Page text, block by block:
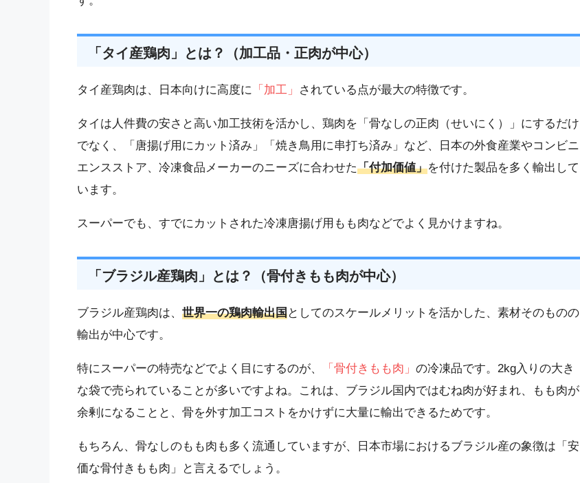
「タイ産鶏肉」とは？（加工品・正肉が中心）
タイ産鶏肉は、日本向けに高度に 「加工」 されている点が最大の特徴です。
タイは人件費の安さと高い加工技術を活かし、鶏肉を「骨なしの正肉（せいにく）」にするだけ
でなく、「唐揚げ用にカット済み」「焼き鳥用に串打ち済み」など、日本の外食産業やコンビニ
エンスストア、冷凍食品メーカーのニーズに合わせた「付加価値」を付けた製品を多く輸出して
います。
スーパーでも、すでにカットされた冷凍唐揚げ用もも肉などでよく見かけますね。
「ブラジル産鶏肉」とは？（骨付きもも肉が中心）
ブラジル産鶏肉は、 世界一の鶏肉輸出国としてのスケールメリットを活かした、素材そのものの
輸出が中心です。
特にスーパーの特売などでよく目にするのが、 「骨付きもも肉」 の冷凍品です。2kg入りの大き
な袋で売られていることが多いですよね。これは、ブラジル国内ではむね肉が好まれ、もも肉が
余剰になることと、骨を外す加工コストをかけずに大量に輸出できるためです。
もちろん、骨なしのもも肉も多く流通していますが、日本市場におけるブラジル産の象徴は「安
価な骨付きもも肉」と言えるでしょう。